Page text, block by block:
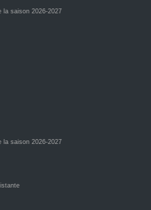
la saison 2026-2027
la saison 2026-2027